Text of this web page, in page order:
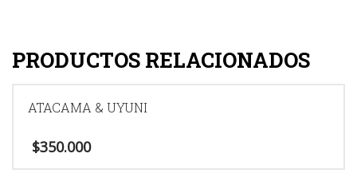
PRODUCTOS RELACIONADOS
ATACAMA & UYUNI
$350.000